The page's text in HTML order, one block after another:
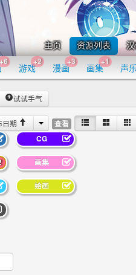
主页 资源列表
+6
游戏
+2
漫画
+3
画集
+1
声
日期 查看
试试手气
CG
画集
绘画